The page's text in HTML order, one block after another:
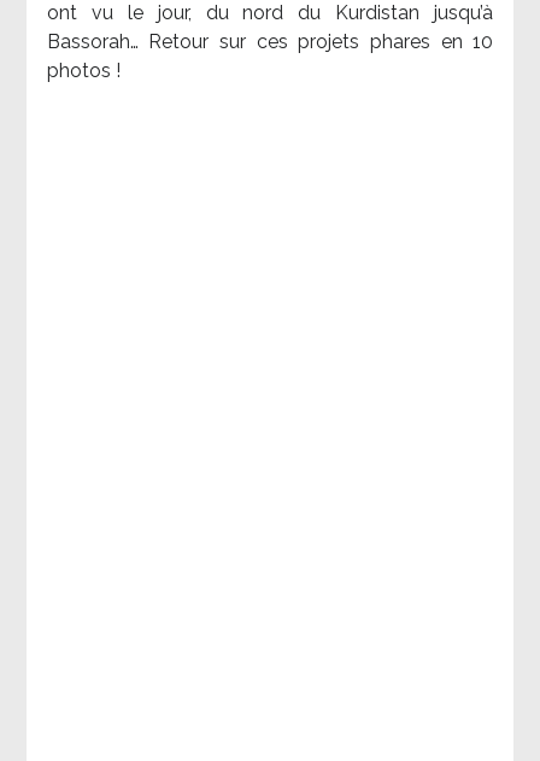
ont vu le jour, du nord du Kurdistan jusqu’à
Bassorah… Retour sur ces projets phares en 10
photos !